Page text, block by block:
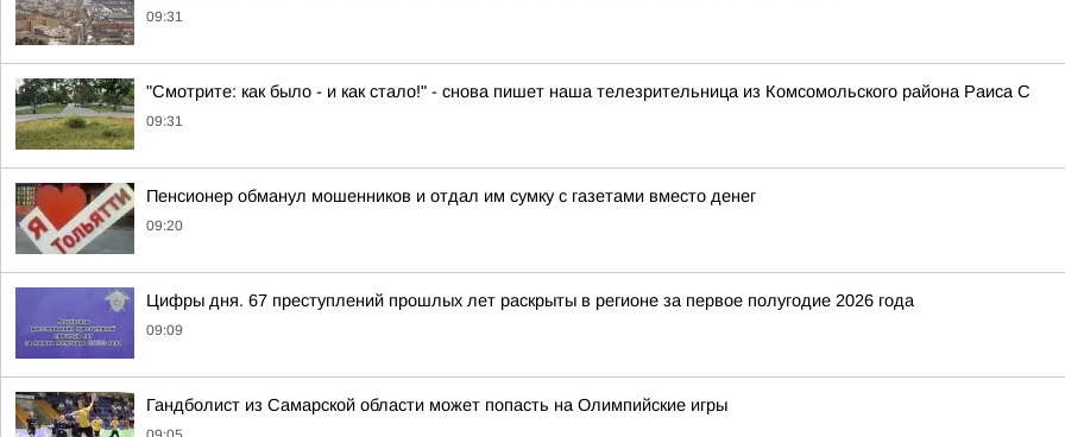
09:31
"Смотрите: как было - и как стало!" - снова пишет наша телезрительница из Комсомольского района Раиса С
09:31
Пенсионер обманул мошенников и отдал им сумку с газетами вместо денег
09:20
Цифры дня. 67 преступлений прошлых лет раскрыты в регионе за первое полугодие 2026 года
09:09
Гандболист из Самарской области может попасть на Олимпийские игры